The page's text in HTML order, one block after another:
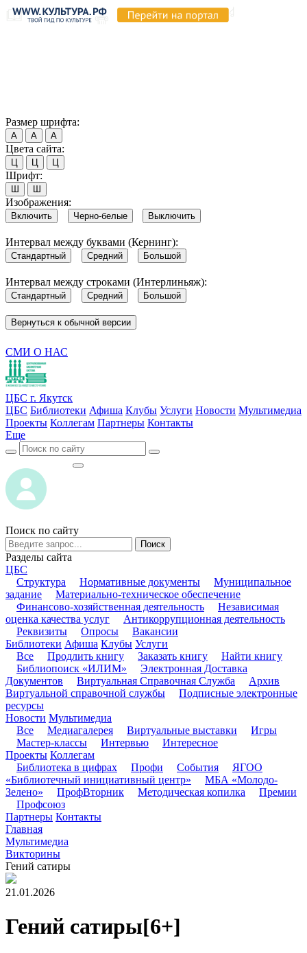
Размер шрифта:
А А А
Цвета сайта:
Ц Ц Ц
Шрифт:
Ш Ш
Изображения:
Включить Черно-белые Выключить
Интервал между буквами (Кернинг):
Стандартный Средний Большой
Интервал между строками (Интерлиньяж):
Стандартный Средний Большой
Вернуться к обычной версии
СМИ О НАС
ЦБС г. Якутск
ЦБС Библиотеки Афиша Клубы Услуги Новости Мультимедиа
Проекты Коллегам Партнеры Контакты
Еще
Поиск по сайту
Поиск
Разделы сайта
ЦБС
Структура
Нормативные документы
Муниципальное
задание
Материально-техническое обеспечение
Финансово-хозяйственная деятельность
Независимая
оценка качества услуг
Антикоррупционная деятельность
Реквизиты
Опросы
Вакансии
Библиотеки Афиша Клубы Услуги
Все
Продлить книгу Заказать книгу
Найти книгу
Библиопоиск «ИЛИМ»
Электронная Доставка
Документов
Виртуальная Справочная Служба
Архив
Виртуальной справочной службы
Подписные электронные
ресурсы
Новости Мультимедиа
Все
Медиагалерея Виртуальные выставки
Игры
Мастер-классы
Интервью
Интересное
Проекты Коллегам
Библиотека в цифрах
Профи События
ЯГОО
«Библиотечный инициативный центр»
МБА «Молодо-
Зелено»
ПрофВторник Методическая копилка
Премии
Профсоюз
Партнеры Контакты
Главная
Мультимедиа
Викторины
Гений сатиры
21.01.2026
Гений сатиры[6+]